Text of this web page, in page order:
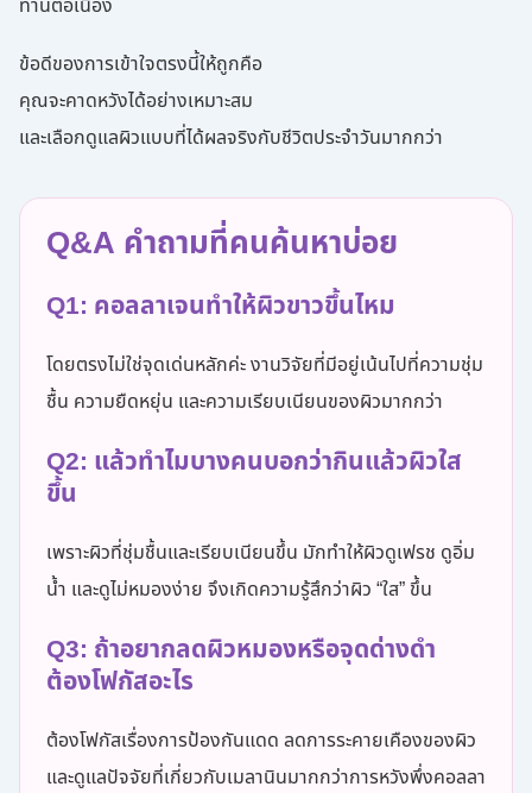
ทานต่อเนื่อง
ข้อดีของการเข้าใจตรงนี้ให้ถูกคือ
คุณจะคาดหวังได้อย่างเหมาะสม
และเลือกดูแลผิวแบบที่ได้ผลจริงกับชีวิตประจำวันมากกว่า
Q&A คำถามที่คนค้นหาบ่อย
Q1: คอลลาเจนทำให้ผิวขาวขึ้นไหม
โดยตรงไม่ใช่จุดเด่นหลักค่ะ งานวิจัยที่มีอยู่เน้นไปที่ความชุ่ม
ชื้น ความยืดหยุ่น และความเรียบเนียนของผิวมากกว่า
Q2: แล้วทำไมบางคนบอกว่ากินแล้วผิวใส
ขึ้น
เพราะผิวที่ชุ่มชื้นและเรียบเนียนขึ้น มักทำให้ผิวดูเฟรช ดูอิ่ม
น้ำ และดูไม่หมองง่าย จึงเกิดความรู้สึกว่าผิว “ใส” ขึ้น
Q3: ถ้าอยากลดผิวหมองหรือจุดด่างดำ
ต้องโฟกัสอะไร
ต้องโฟกัสเรื่องการป้องกันแดด ลดการระคายเคืองของผิว
และดูแลปัจจัยที่เกี่ยวกับเมลานินมากกว่าการหวังพึ่งคอลลา